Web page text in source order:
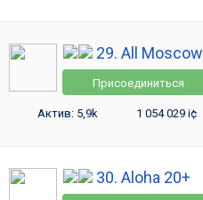
29. All Moscow
Присоединиться
Актив: 5,9k 1 054 029 i¢
30. Aloha 20+